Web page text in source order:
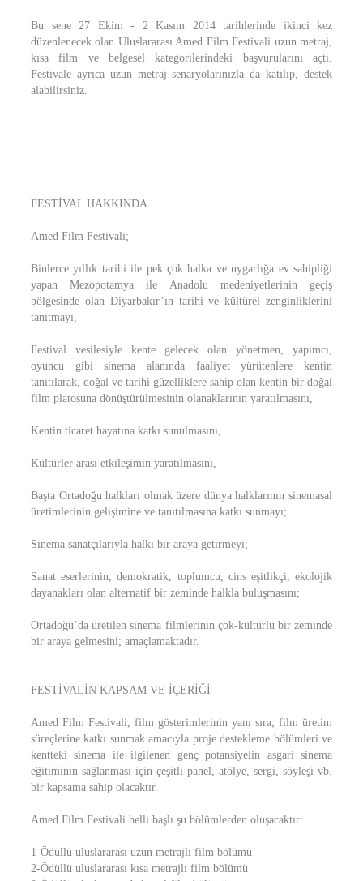
Bu sene 27 Ekim - 2 Kasım 2014 tarihlerinde ikinci kez
düzenlenecek olan Uluslararası Amed Film Festivali uzun metraj,
kısa film ve belgesel kategorilerindeki başvurularını açtı.
Festivale ayrıca uzun metraj senaryolarınızla da katılıp, destek
alabilirsiniz.
FESTİVAL HAKKINDA
Amed Film Festivali;
Binlerce yıllık tarihi ile pek çok halka ve uygarlığa ev sahipliği
yapan Mezopotamya ile Anadolu medeniyetlerinin geçiş
bölgesinde olan Diyarbakır’ın tarihi ve kültürel zenginliklerini
tanıtmayı,
Festival vesilesiyle kente gelecek olan yönetmen, yapımcı,
oyuncu gibi sinema alanında faaliyet yürütenlere kentin
tanıtılarak, doğal ve tarihi güzelliklere sahip olan kentin bir doğal
film platosuna dönüştürülmesinin olanaklarının yaratılmasını,
Kentin ticaret hayatına katkı sunulmasını,
Kültürler arası etkileşimin yaratılmasını,
Başta Ortadoğu halkları olmak üzere dünya halklarının sinemasal
üretimlerinin gelişimine ve tanıtılmasına katkı sunmayı;
Sinema sanatçılarıyla halkı bir araya getirmeyi;
Sanat eserlerinin, demokratik, toplumcu, cins eşitlikçi, ekolojik
dayanakları olan alternatif bir zeminde halkla buluşmasını;
Ortadoğu’da üretilen sinema filmlerinin çok-kültürlü bir zeminde
bir araya gelmesini; amaçlamaktadır.
FESTİVALİN KAPSAM VE İÇERİĞİ
Amed Film Festivali, film gösterimlerinin yanı sıra; film üretim
süreçlerine katkı sunmak amacıyla proje destekleme bölümleri ve
kentteki sinema ile ilgilenen genç potansiyelin asgari sinema
eğitiminin sağlanması için çeşitli panel, atölye, sergi, söyleşi vb.
bir kapsama sahip olacaktır.
Amed Film Festivali belli başlı şu bölümlerden oluşacaktır:
1-Ödüllü uluslararası uzun metrajlı film bölümü
2-Ödüllü uluslararası kısa metrajlı film bölümü